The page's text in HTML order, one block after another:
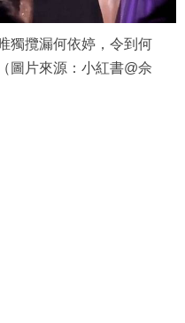
獨攬漏何依婷，令到何
圖片來源：小紅書@佘